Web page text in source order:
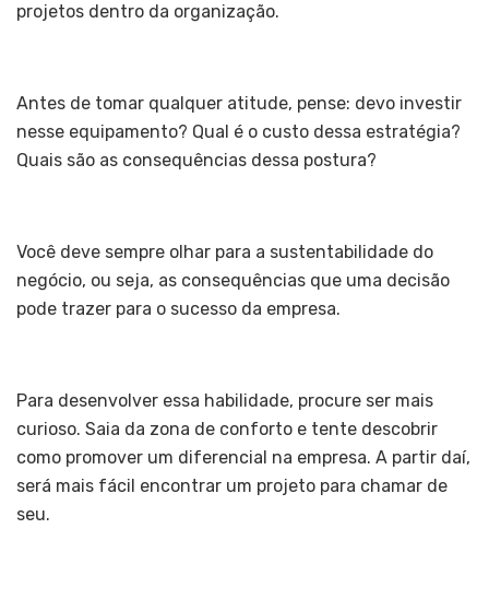
projetos dentro da organização.
Antes de tomar qualquer atitude, pense: devo investir
nesse equipamento? Qual é o custo dessa estratégia?
Quais são as consequências dessa postura?
Você deve sempre olhar para a sustentabilidade do
negócio, ou seja, as consequências que uma decisão
pode trazer para o sucesso da empresa.
Para desenvolver essa habilidade, procure ser mais
curioso. Saia da zona de conforto e tente descobrir
como promover um diferencial na empresa. A partir daí,
será mais fácil encontrar um projeto para chamar de
seu.